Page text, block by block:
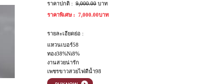
ราคาปกติ : 9,000.00 บาท
ราคาพิเศษ : 7,000.00บาท
รายละเอียดย่อ :
แหวนเบอร์58
ทอง38%Ni8%
งานสวยน่ารัก
เพชรขาวสวยไฟดีน้ำ98